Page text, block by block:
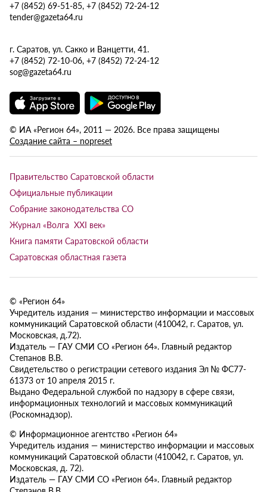
+7 (8452) 69-51-85, +7 (8452) 72-24-12
tender@gazeta64.ru
г. Саратов, ул. Сакко и Ванцетти, 41.
+7 (8452) 72-10-06, +7 (8452) 72-24-12
sog@gazeta64.ru
© ИА «Регион 64», 2011 — 2026. Все права защищены
Создание сайта – nopreset
Правительство Саратовской области
Официальные публикации
Собрание законодательства СО
Журнал «Волга XXI век»
Книга памяти Саратовской области
Саратовская областная газета
© «Регион 64»
Учредитель издания — министерство информации и массовых
коммуникаций Саратовской области (410042, г. Саратов, ул.
Московская, д.72).
Издатель — ГАУ СМИ СО «Регион 64». Главный редактор
Степанов В.В.
Свидетельство о регистрации сетевого издания Эл № ФС77-
61373 от 10 апреля 2015 г.
Выдано Федеральной службой по надзору в сфере связи,
информационных технологий и массовых коммуникаций
(Роскомнадзор).
© Информационное агентство «Регион 64»
Учредитель издания — министерство информации и массовых
коммуникаций Саратовской области (410042, г. Саратов, ул.
Московская, д. 72).
Издатель — ГАУ СМИ СО «Регион 64». Главный редактор